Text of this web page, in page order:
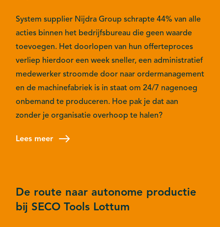
System supplier Nijdra Group schrapte 44% van alle
acties binnen het bedrijfsbureau die geen waarde
toevoegen. Het doorlopen van hun offerteproces
verliep hierdoor een week sneller, een administratief
medewerker stroomde door naar ordermanagement
en de machinefabriek is in staat om 24/7 nagenoeg
onbemand te produceren. Hoe pak je dat aan
zonder je organisatie overhoop te halen?
Lees meer
De route naar autonome productie
bij SECO Tools Lottum